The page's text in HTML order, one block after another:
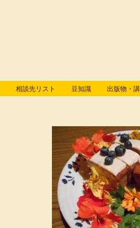
相談先リスト 豆知識 出版物・